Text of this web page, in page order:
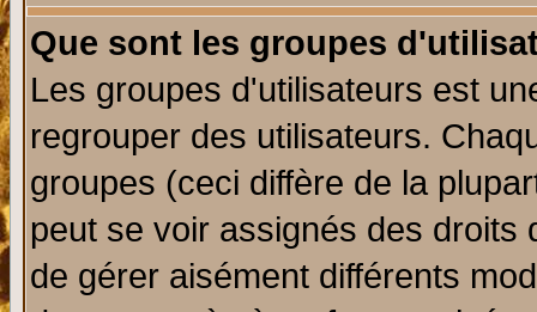
Que sont les groupes
Les groupes d'utilisateurs est
regrouper des utilisateurs.
groupes (ceci diffère de la
peut se voir assignés des
de gérer aisément différents